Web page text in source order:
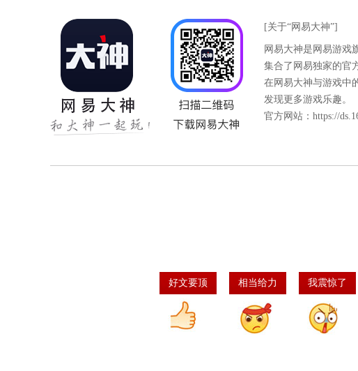
[关于“网易大神”]
网易大神是网易游戏
集合了网易独家的官
在网易大神与游戏中
发现更多游戏乐趣。
官方网站： https://
好文要顶 相当给力 我震惊了